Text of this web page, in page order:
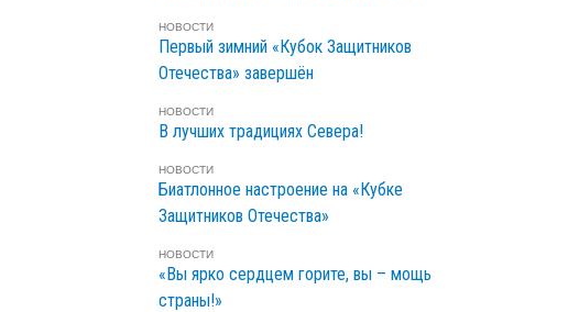
НОВОСТИ
Первый зимний «Кубок Защитников
Отечества» завершён
НОВОСТИ
В лучших традициях Севера!
НОВОСТИ
Биатлонное настроение на «Кубке
Защитников Отечества»
НОВОСТИ
«Вы ярко сердцем горите, вы – мощь
страны!»